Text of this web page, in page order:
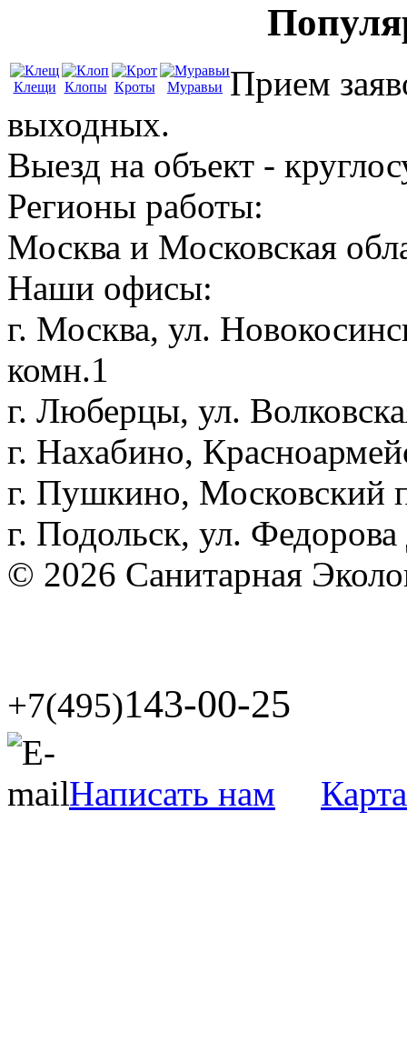
Клещи Клопы Кроты Муравьи Прием
выходных.
Выезд на объект -
Регионы работы:
Москва и Московская
Наши офисы:
г. Москва, ул.
комн.1
г. Люберцы, ул.
г. Нахабино,
г. Пушкино, Московский
г. Подольск, ул.
© 2026 Санитарная
+7(495)143-00-25
Написать нам